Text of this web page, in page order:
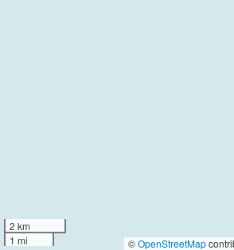
2 km
1 mi
©OpenStreetMap